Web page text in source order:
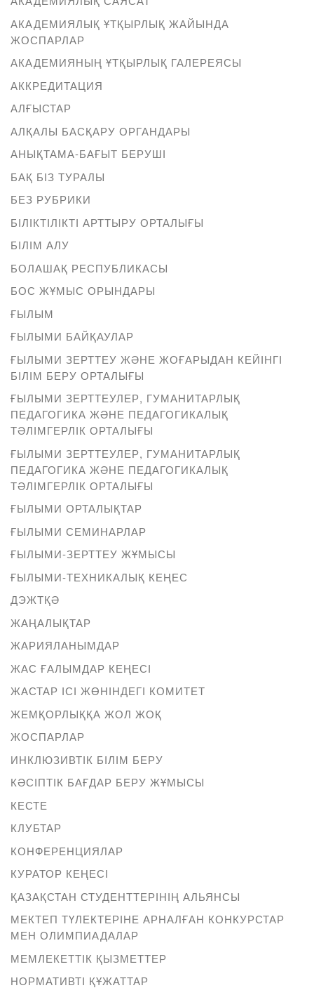
АКАДЕМИЯЛЫҚ ҰТҚЫРЛЫҚ ЖАЙЫНДА
ЖОСПАРЛАР
АКАДЕМИЯНЫҢ ҰТҚЫРЛЫҚ ГАЛЕРЕЯСЫ
АККРЕДИТАЦИЯ
АЛҒЫСТАР
АЛҚАЛЫ БАСҚАРУ ОРГАНДАРЫ
АНЫҚТАМА-БАҒЫТ БЕРУШІ
БАҚ БІЗ ТУРАЛЫ
БЕЗ РУБРИКИ
БІЛІКТІЛІКТІ АРТТЫРУ ОРТАЛЫҒЫ
БІЛІМ АЛУ
БОЛАШАҚ РЕСПУБЛИКАСЫ
БОС ЖҰМЫС ОРЫНДАРЫ
ҒЫЛЫМ
ҒЫЛЫМИ БАЙҚАУЛАР
ҒЫЛЫМИ ЗЕРТТЕУ ЖӘНЕ ЖОҒАРЫДАН КЕЙІНГІ
БІЛІМ БЕРУ ОРТАЛЫҒЫ
ҒЫЛЫМИ ЗЕРТТЕУЛЕР, ГУМАНИТАРЛЫҚ
ПЕДАГОГИКА ЖӘНЕ ПЕДАГОГИКАЛЫҚ
ТӘЛІМГЕРЛІК ОРТАЛЫҒЫ
ҒЫЛЫМИ ЗЕРТТЕУЛЕР, ГУМАНИТАРЛЫҚ
ПЕДАГОГИКА ЖӘНЕ ПЕДАГОГИКАЛЫҚ
ТӘЛІМГЕРЛІК ОРТАЛЫҒЫ
ҒЫЛЫМИ ОРТАЛЫҚТАР
ҒЫЛЫМИ СЕМИНАРЛАР
ҒЫЛЫМИ-ЗЕРТТЕУ ЖҰМЫСЫ
ҒЫЛЫМИ-ТЕХНИКАЛЫҚ КЕҢЕС
ДЭЖТҚӘ
ЖАҢАЛЫҚТАР
ЖАРИЯЛАНЫМДАР
ЖАС ҒАЛЫМДАР КЕҢЕСІ
ЖАСТАР ІСІ ЖӨНІНДЕГІ КОМИТЕТ
ЖЕМҚОРЛЫҚҚА ЖОЛ ЖОҚ
ЖОСПАРЛАР
ИНКЛЮЗИВТІК БІЛІМ БЕРУ
КӘСІПТІК БАҒДАР БЕРУ ЖҰМЫСЫ
КЕСТЕ
КЛУБТАР
КОНФЕРЕНЦИЯЛАР
КУРАТОР КЕҢЕСІ
ҚАЗАҚСТАН СТУДЕНТТЕРІНІҢ АЛЬЯНСЫ
МЕКТЕП ТҮЛЕКТЕРІНЕ АРНАЛҒАН КОНКУРСТАР
МЕН ОЛИМПИАДАЛАР
МЕМЛЕКЕТТІК ҚЫЗМЕТТЕР
НОРМАТИВТІ ҚҰЖАТТАР